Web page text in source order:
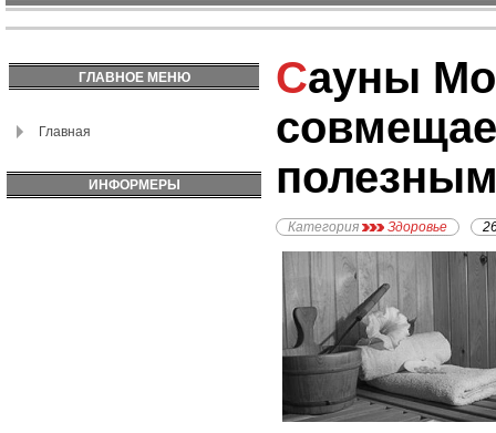
ГЛАВНОЕ МЕНЮ
Главная
ИНФОРМЕРЫ
Сауны Москвы:
Категория Здоровье